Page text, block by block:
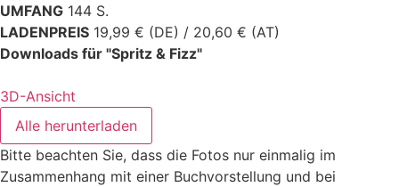
UMFANG 144 S.
LADENPREIS 19,99 € (DE) / 20,60 € (AT)
Downloads für "Spritz & Fizz"
3D-Ansicht
Alle herunterladen
Bitte beachten Sie, dass die Fotos nur einmalig im
Zusammenhang mit einer Buchvorstellung und bei